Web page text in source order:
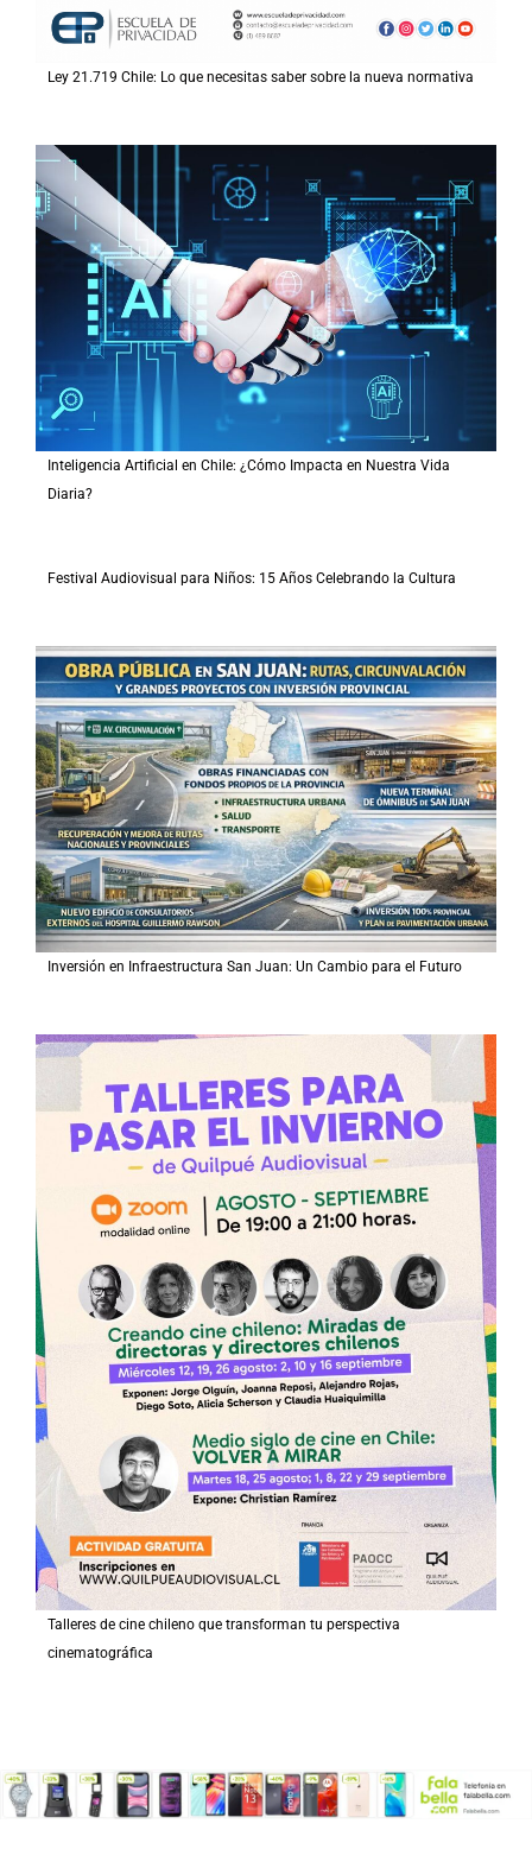
Ley 21.719 Chile: Lo que necesitas saber sobre la nueva normativa
Inteligencia Artificial en Chile: ¿Cómo Impacta en Nuestra Vida
Diaria?
Festival Audiovisual para Niños: 15 Años Celebrando la Cultura
Inversión en Infraestructura San Juan: Un Cambio para el Futuro
Talleres de cine chileno que transforman tu perspectiva
cinematográfica